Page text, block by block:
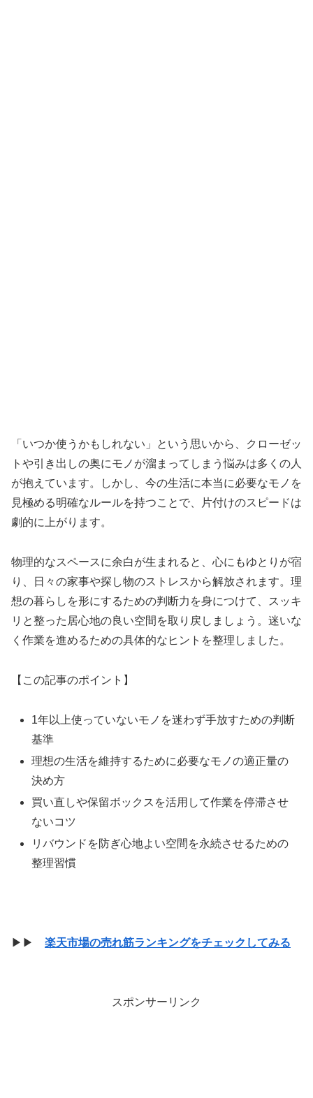
「いつか使うかもしれない」という思いから、クローゼッ
トや引き出しの奥にモノが溜まってしまう悩みは多くの人
が抱えています。しかし、今の生活に本当に必要なモノを
見極める明確なルールを持つことで、片付けのスピードは
劇的に上がります。
物理的なスペースに余白が生まれると、心にもゆとりが宿
り、日々の家事や探し物のストレスから解放されます。理
想の暮らしを形にするための判断力を身につけて、スッキ
リと整った居心地の良い空間を取り戻しましょう。迷いな
く作業を進めるための具体的なヒントを整理しました。
【この記事のポイント】
1年以上使っていないモノを迷わず手放すための判断
基準
理想の生活を維持するために必要なモノの適正量の
決め方
買い直しや保留ボックスを活用して作業を停滞させ
ないコツ
リバウンドを防ぎ心地よい空間を永続させるための
整理習慣
▶▶ 楽天市場の売れ筋ランキングをチェックしてみる
スポンサーリンク